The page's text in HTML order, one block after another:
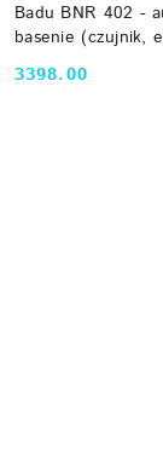
Badu BNR 402 -
basenie (czujnik,
Cena:
3398.00